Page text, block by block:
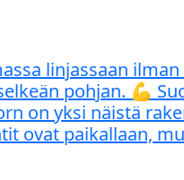
linjassaan
pohjan. 💪
on yksi näistä
ovat paikallaan,